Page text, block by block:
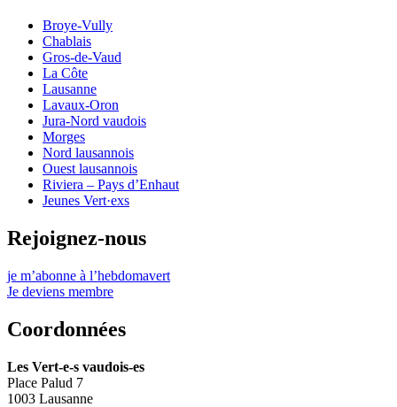
Broye-Vully
Chablais
Gros-de-Vaud
La Côte
Lausanne
Lavaux-Oron
Jura-Nord vaudois
Morges
Nord lausannois
Ouest lausannois
Riviera – Pays d’Enhaut
Jeunes Vert·exs
Rejoignez-nous
je m’abonne à l’hebdomavert
Je deviens membre
Coordonnées
Les Vert-e-s vaudois-es
Place Palud 7
1003 Lausanne